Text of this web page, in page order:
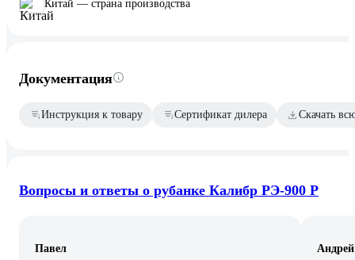
Китай — страна производства
Документация
Инструкция к товару Сертификат дилера Скачать
Вопросы и ответы о рубанке Калибр РЭ-900 Р
Павел